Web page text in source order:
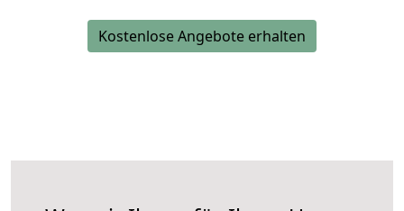
Kostenlose Angebote erhalten